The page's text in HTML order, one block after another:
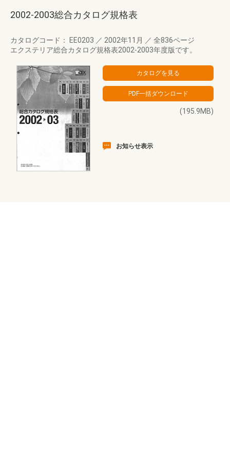
2002-2003総合カタログ規格表
カタログコード： EE0203 ／ 2002年11月 ／ 全836ページ
エクステリア総合カタログ規格表2002-2003年度版です。
(195.9MB)
お知らせ表示